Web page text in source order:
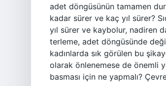
adet döngüsünün tamamen
kadar sürer ve kaç yıl sürer?
yıl sürer ve kaybolur, nadiren
terleme, adet döngüsünde
kadınlarda sık görülen bu
olarak önlenemese de önemli
basması için ne yapmalı?